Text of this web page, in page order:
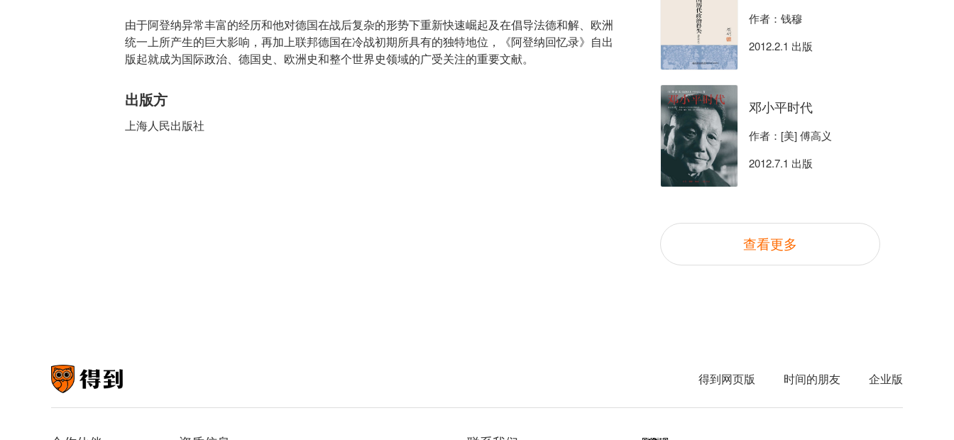
由于阿登纳异常丰富的经历和他对德国在战后复杂的形势下重新快速崛起及在倡导法德和解、欧洲
统一上所产生的巨大影响，再加上联邦德国在冷战初期所具有的独特地位，《阿登纳回忆录》自出
版起就成为国际政治、德国史、欧洲史和整个世界史领域的广受关注的重要文献。
出版方
上海人民出版社
作者：钱穆
2012.2.1 出版
邓小平时代
作者：[美] 傅高义
2012.7.1 出版
查看更多
得到网页版 时间的朋友 企业版